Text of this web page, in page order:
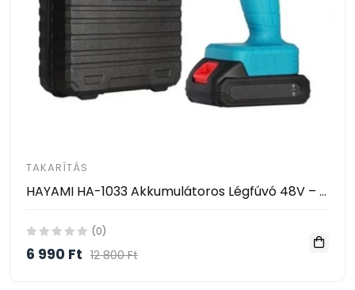
TAKARÍTÁS
HAYAMI HA-1033 Akkumulátoros Légfúvó 48V – Vezeték Nélküli Tisztító Ventilátor 2 Akkumulátorral
(0)
6 990 Ft 12 800 Ft